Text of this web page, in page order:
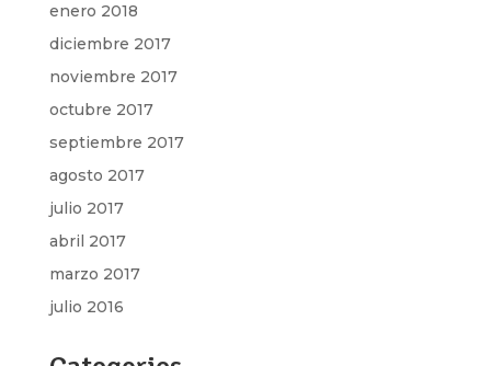
enero 2018
diciembre 2017
noviembre 2017
octubre 2017
septiembre 2017
agosto 2017
julio 2017
abril 2017
marzo 2017
julio 2016